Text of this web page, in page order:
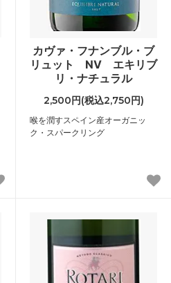
カヴァ・フナンブル・ブ
リュット NV エキリブ
リ・ナチュラル
2,500円(税込2,750円)
喉を潤すスペイン産オーガニッ
ク・スパークリング